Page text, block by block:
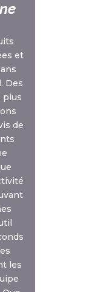
et
Des
plus
de
les